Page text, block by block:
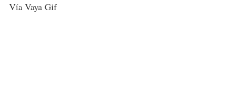
Vía Vaya Gif